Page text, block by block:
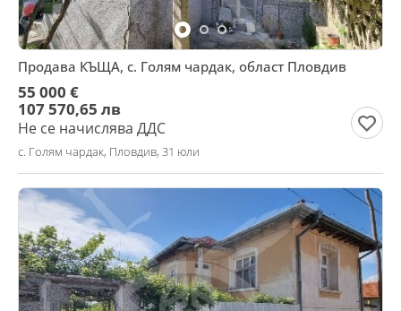
Продава КЪЩА, с. Голям чардак, област Пловдив
55 000 €
107 570,65 лв
Не се начислява ДДС
с. Голям чардак, Пловдив, 31 юли